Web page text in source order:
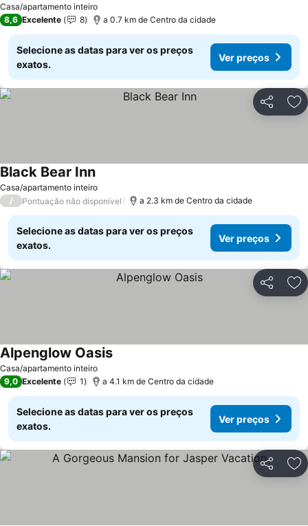
Casa/apartamento inteiro
8,6 Excelente 8 a 0.7 km de Centro da cidade
Selecione as datas para ver os preços
exatos.
Ver preços
Partilhar
Casa/apartamento inteiro
Black Bear Inn
/ Pontuação não disponível a 2.3 km de Centro da cidade
Selecione as datas para ver os preços
exatos.
Ver preços
Partilhar
Casa/apartamento inteiro
Alpenglow Oasis
9,0 Excelente 1 a 4.1 km de Centro da cidade
Selecione as datas para ver os preços
exatos.
Ver preços
Partilhar